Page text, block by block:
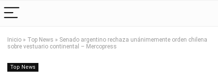
Inicio » Top News » Senado argentino rechaza unánimemente orden chilena
sobre vestuario continental – Mercopress
Top News